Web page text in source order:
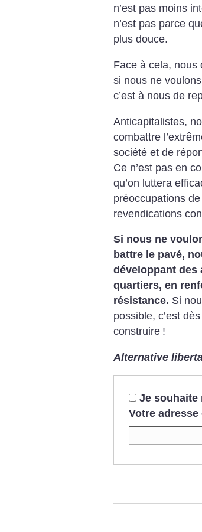
n’est pas moins
n’est pas parce
plus douce.
Face à cela, nous
si nous ne
c’est à nous de
Anticapitalistes,
combattre
société et de
Ce n’est pas en
qu’on luttera
préoccupations
revendications
Si nous ne
battre le pavé,
développant des
quartiers, en
résistance. Si
possible, c’est
construire !
Alternative
Je souhaite
Votre adresse